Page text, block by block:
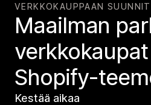
VERKKOKAUPPAAN
Maailman
Shopify-
Kestää aikaa